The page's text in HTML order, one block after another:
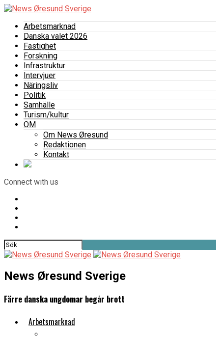
Arbetsmarknad
Danska valet 2026
Fastighet
Forskning
Infrastruktur
Intervjuer
Näringsliv
Politik
Samhälle
Turism/kultur
OM
Om News Øresund
Redaktionen
Kontakt
Connect with us
News Øresund Sverige
Färre danska ungdomar begår brott
Arbetsmarknad